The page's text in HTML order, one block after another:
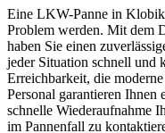
Eine LKW-Panne in
Problem werden. Mit dem
haben Sie einen
jeder Situation schnell und
Erreichbarkeit, die
Personal garantieren
schnelle Wiederaufnahme
im Pannenfall zu